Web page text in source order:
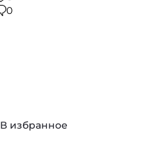
0
В избранное